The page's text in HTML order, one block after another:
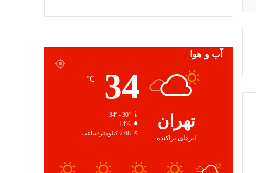
آب و هوا
تهران
ابرهای پراکنده
34
℃
34º - 30º
14%
2.68 کیلومتر/ساعت